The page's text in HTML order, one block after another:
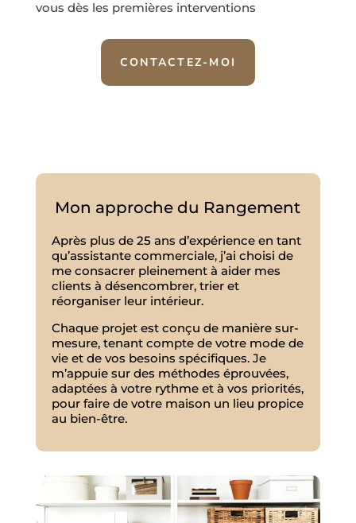
vous dès les premières interventions
CONTACTEZ-MOI
Mon approche du Rangement
Après plus de 25 ans d’expérience en tant
qu’assistante commerciale, j’ai choisi de
me consacrer pleinement à aider mes
clients à désencombrer, trier et
réorganiser leur intérieur.
Chaque projet est conçu de manière sur-
mesure, tenant compte de votre mode de
vie et de vos besoins spécifiques. Je
m’appuie sur des méthodes éprouvées,
adaptées à votre rythme et à vos priorités,
pour faire de votre maison un lieu propice
au bien-être.